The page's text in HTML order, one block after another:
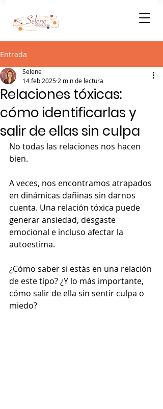
Entrada
Relaciones tóxicas:
cómo identificarlas y
salir de ellas sin culpa
Selene
14 feb 2025 2 min de lectura
No todas las relaciones nos hacen
bien.
A veces, nos encontramos atrapados
en dinámicas dañinas sin darnos
cuenta. Una relación tóxica puede
generar ansiedad, desgaste
emocional e incluso afectar la
autoestima.
¿Cómo saber si estás en una relación
de este tipo? ¿Y lo más importante,
cómo salir de ella sin sentir culpa o
miedo?